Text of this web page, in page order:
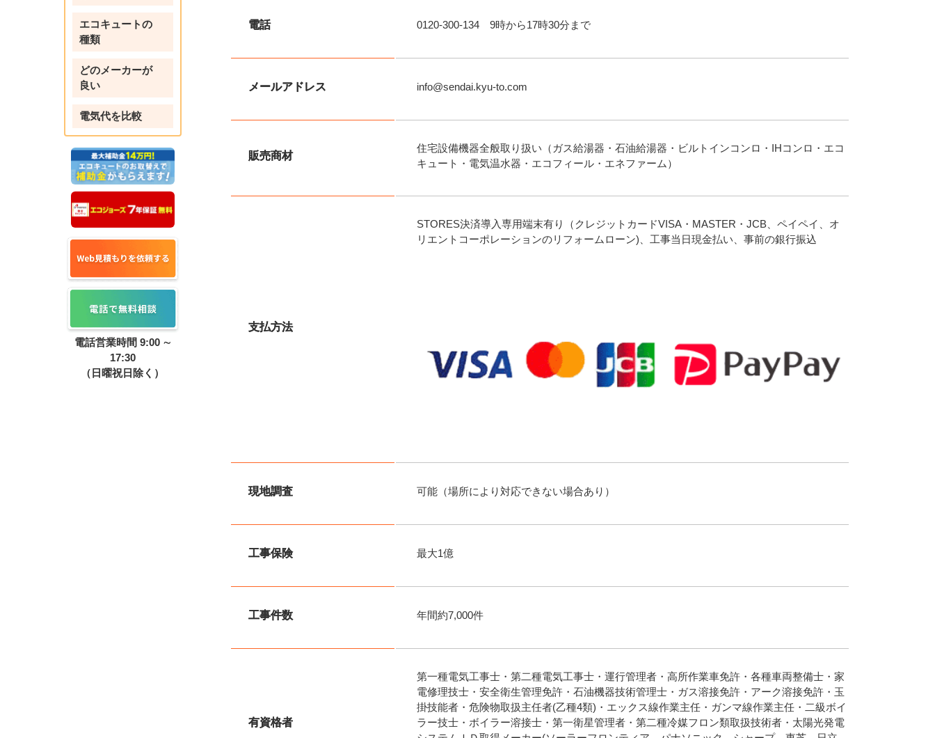
エコキュートの
種類
どのメーカーが
良い
電気代を比較
電話営業時間 9:00 ∼
17:30
（日曜祝日除く）
電話 0120-300-134 9時から17時30分まで
メールアドレス info@sendai.kyu-to.com
販売商材
住宅設備機器全般取り扱い（ガス給湯器・石油給湯器・ビルトインコンロ・IHコンロ・エコ
キュート・電気温水器・エコフィール・エネファーム）
支払方法
STORES決済導入専用端末有り（クレジットカードVISA・MASTER・JCB、ペイペイ、オ
リエントコーポレーションのリフォームローン)、工事当日現金払い、事前の銀行振込
現地調査 可能（場所により対応できない場合あり）
工事保険 最大1億
工事件数 年間約7,000件
有資格者
第一種電気工事士・第二種電気工事士・運行管理者・高所作業車免許・各種車両整備士・家
電修理技士・安全衛生管理免許・石油機器技術管理士・ガス溶接免許・アーク溶接免許・玉
掛技能者・危険物取扱主任者(乙種4類)・エックス線作業主任・ガンマ線作業主任・二級ボイ
ラー技士・ボイラー溶接士・第一衛星管理者・第二種冷媒フロン類取扱技術者・太陽光発電